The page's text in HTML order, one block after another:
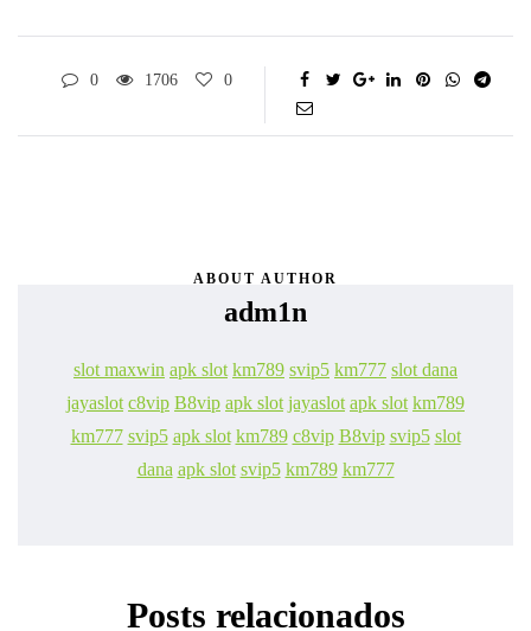
0 1706 0
ABOUT AUTHOR
adm1n
slot maxwin apk slot km789 svip5 km777 slot dana
jayaslot c8vip B8vip apk slot jayaslot apk slot km789
km777 svip5 apk slot km789 c8vip B8vip svip5 slot
dana apk slot svip5 km789 km777
Posts relacionados